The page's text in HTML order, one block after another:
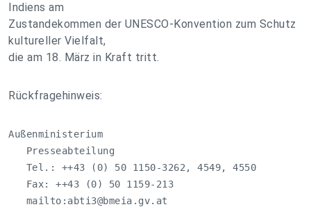
Indiens am
Zustandekommen der UNESCO-Konvention zum Schutz
kultureller Vielfalt,
die am 18. März in Kraft tritt.
Rückfragehinweis:
Außenministerium
   Presseabteilung
   Tel.: ++43 (0) 50 1150-3262, 4549, 4550
   Fax: ++43 (0) 50 1159-213
   mailto:
abti3@bmeia.gv.at